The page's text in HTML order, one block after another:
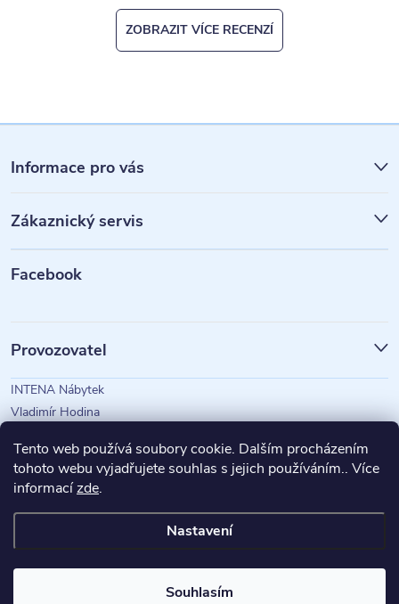
Tento web používá soubory cookie. Dalším procházením
tohoto webu vyjadřujete souhlas s jejich používáním.. Více
informacízde.
Nastavení
Souhlasím
ZOBRAZIT VÍCE RECENZÍ
á
p
a
Informace pro vás
Zákaznický servis
Facebook
Provozovatel
INTENA Nábytek
Vladimír Hodina
Copyright 2026INTENA Nábytek. Všechna práva vyhrazena.